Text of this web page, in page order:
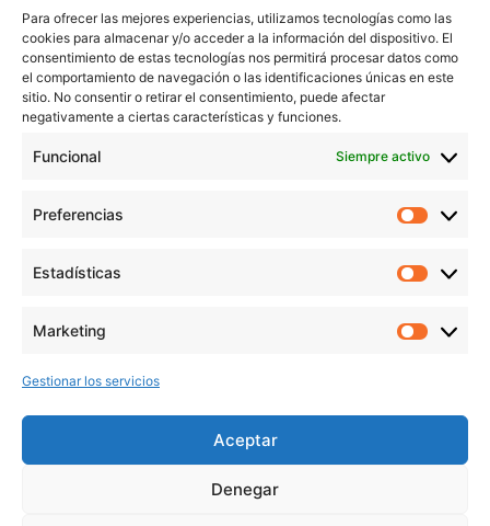
Para ofrecer las mejores experiencias, utilizamos tecnologías como las
cookies para almacenar y/o acceder a la información del dispositivo. El
consentimiento de estas tecnologías nos permitirá procesar datos como
el comportamiento de navegación o las identificaciones únicas en este
sitio. No consentir o retirar el consentimiento, puede afectar
negativamente a ciertas características y funciones.
Funcional Siempre activo
Preferencias
Estadísticas
Marketing
Gestionar los servicios
Aceptar
Denegar
Servicios
Blog
Contacto
Aviso Legal
Política de cookies
veronicaruiz.es
está bajo
NoComercial 4.0 Internacional
MÁS NOVEDADES EN MIS REDES